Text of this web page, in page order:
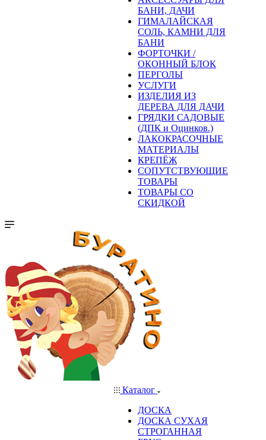
БАНИ, ДАЧИ
ГИМАЛАЙСКАЯ
СОЛЬ, КАМНИ ДЛЯ
БАНИ
ФОРТОЧКИ /
ОКОННЫЙ БЛОК
ПЕРГОЛЫ
УСЛУГИ
ИЗДЕЛИЯ ИЗ
ДЕРЕВА ДЛЯ ДАЧИ
ГРЯДКИ САДОВЫЕ
(ДПК и Оцинков.)
ЛАКОКРАСОЧНЫЕ
МАТЕРИАЛЫ
КРЕПЁЖ
СОПУТСТВУЮЩИЕ
ТОВАРЫ
ТОВАРЫ СО
СКИДКОЙ
Каталог
ДОСКА
ДОСКА СУХАЯ
СТРОГАННАЯ